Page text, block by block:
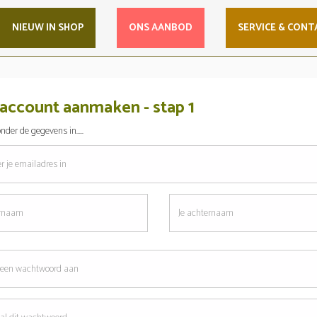
NIEUW IN SHOP ONS AANBOD SERVICE &
aanmaken - stap 1
de gegevens in.....
Je
achternaam